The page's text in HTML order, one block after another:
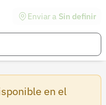
Enviar a Sin definir
en el